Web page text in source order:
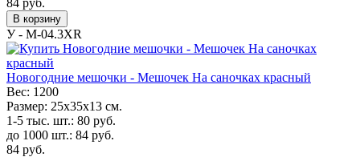
В корзину
У - M-04.3XR
Новогодние мешочки - Мешочек На саночках красный
Вес: 1200
Размер: 25х35х13 см.
1-5 тыс. шт.: 80 руб.
до 1000 шт.: 84 руб.
84 руб.